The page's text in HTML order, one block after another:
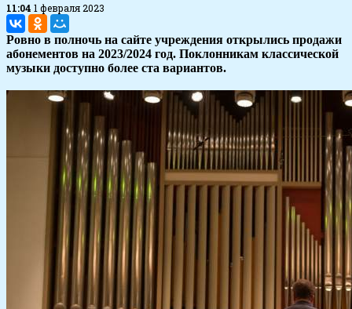
11:04 1 февраля 2023
Ровно в полночь на сайте учреждения открылись продажи
абонементов на 2023/2024 год. Поклонникам классической
музыки доступно более ста вариантов.